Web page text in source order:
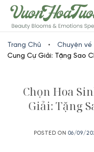
www.vuonhoatuoi.vnSkip
to
Trang Chủ • Chuyện về
Cung Cự Giải: Tặng Sao
Chọn Hoa
Giải: Tặng
POSTED ON 06/09/